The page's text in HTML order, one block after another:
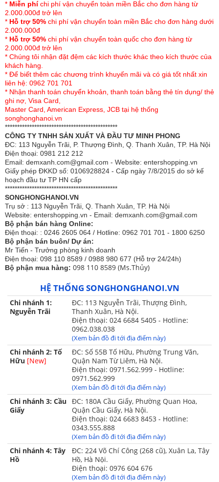
Đặc điểm của chănga gối Sông Hồng Basic
cotton BC23079
Chăn ga gối Sông Hồng Basic cotton là một trong
những mẫu sản phẩm thuộc bộ sưu tập Chăn ga
gối Sông Hồng Basic mới nhất 2023.
Sản phẩm với chất liệu 100% cotton cao cấp nhập
khẩu mềm mịn, thông thoáng, không gây bí nóng
như các chất liệu vải thông thường khác.
BC22079 sử dụng gam màu đỏ nổi bật chủ
đạo, kết hợp họa tiết hoa nhẹ nhàng tinh tế
Bộ chăn ga gối thiết kế theo phong cách trẻ trung,
năng động xong vẫn không kém phần sang trọng
tinh tế.
Họa tiết được in màu sắc nét, không bị phai màu do
được in từ công nghệ in tiên tiến hiện đại nhất hiện
Vải cotton bền chắc, dày dặn, không bị xù lông, co
nhăn hay bai dão trong quá trình sử dụng.
Tông màu nhã nhặn với họa tiết tinh tế rất dễ phối
sắp đặt trong nhiều phong cách phòng ngủ khác
nhau.
Thiết kế đa dạng kích thước 160x200, 180x200,
200x220 phù hợp với nhiều cỡ giường khác nhau
của mỗi gia đình.
* Miễn phíchi phí vận chuyển toàn miền Bắc cho đơn hàng từ
2.000.000đ trở lên
* Hỗ trợ 50% chi phí vận chuyển toàn miền Bắc cho đơn hàng dưới
2.000.000đ
* Hỗ trợ 50% chi phí vận chuyển toàn quốc cho đơn hàng từ
2.000.000đ trở lên
* Chúng tôi nhận đặt đệm các kích thước khác theo kích thước của
khách hàng.
* Để biết thêm các chương trình khuyến mãi và có giá tốt nhất xin
liên hệ: 0962 701 701
* Nhận thanh toán chuyển khoản, thanh toán bằng thẻ tín dụng/ thẻ
ghi nợ, Visa Card,
Master Card, American Express, JCB tại hệ thống
songhonghanoi.vn
**********************************************
CÔNG TY TNHH SẢN XUẤT VÀ ĐẦU TƯ MINH PHONG
ĐC: 113 Nguyễn Trãi, P. Thượng Đình, Q. Thanh Xuân, TP. Hà Nội
Điện thoại: 0981 212 212
Email: demxanh.com@gmail.com - Website: entershopping.vn
Giấy phép ĐKKD số: 0106928824 - Cấp ngày 7/8/2015 do sở kế
hoạch đầu tư TP HN cấp
**********************************************
SONGHONGHANOI.VN
Trụ sở : 113 Nguyễn Trãi, Q. Thanh Xuân, TP. Hà Nội
Website: entershopping.vn - Email: demxanh.com@gmail.com
Bộ phận bán hàng Online:
Điện thoại: : 0246 2605 064 / Hotline: 0962 701 701 - 1800 6250
Bộ phận bán buôn/ Dự án:
Mr Tiến - Trưởng phòng kinh doanh
Điện thoại: 098 110 8589 / 0988 980 677 (Hỗ trợ 24/24h)
Bộ phận mua hàng: 098 110 8589 (Ms.Thủy)
HỆ THỐNG SONGHONGHANOI.VN
Chi nhánh 1:
Nguyễn Trãi
ĐC: 113 Nguyễn Trãi, Thượng Đình,
Thanh Xuân, Hà Nội.
Điện thoại: 024 6684 5405 - Hotline:
0962.038.038
(Xem bản đồ đi tới địa điểm này)
Chi nhánh 2: Tố
Hữu [New]
ĐC: Số 55B Tố Hữu, Phường Trung Văn,
Quận Nam Từ Liêm, Hà Nội.
Điện thoại: 0971.562.999 - Hotline:
0971.562.999
(Xem bản đồ đi tới địa điểm này)
Chi nhánh 3: Cầu
Giấy
ĐC: 180A Cầu Giấy, Phường Quan Hoa,
Quận Cầu Giấy, Hà Nội.
Điện thoại: 024 6683 8453 - Hotline:
0343.555.888
(Xem bản đồ đi tới địa điểm này)
Chi nhánh 4: Tây
Hồ
ĐC: 224 Võ Chí Công (268 cũ), Xuân La, Tây
Hồ, Hà Nội.
Điện thoại: 0976 604 676
(Xem bản đồ đi tới địa điểm này)